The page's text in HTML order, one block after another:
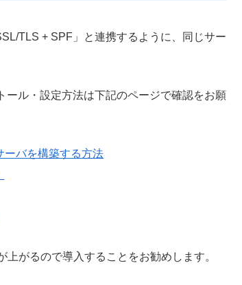
TLS + SPF」と連携するように、同じサー
ール・設定方法は下記のページで確認をお願
ーバを構築する方法
がるので導入することをお勧めします。